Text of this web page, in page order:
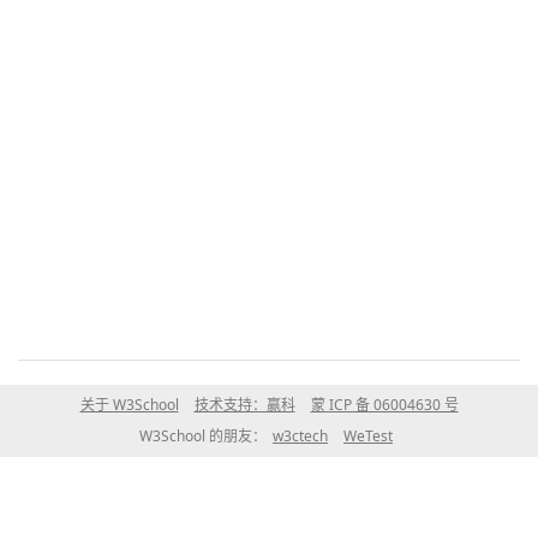
关于 W3School 技术支持：赢科
蒙 ICP 备 06004630 号
W3School 的朋友：
w3ctech WeTest